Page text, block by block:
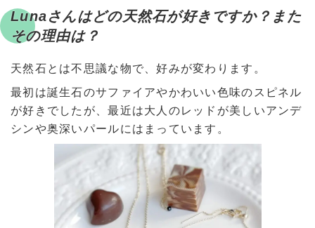
Lunaさんはどの天然石が好きですか？また
その理由は？
天然石とは不思議な物で、好みが変わります。
最初は誕生石のサファイアやかわいい色味のスピネル
が好きでしたが、最近は大人のレッドが美しいアンデ
シンや奥深いパールにはまっています。